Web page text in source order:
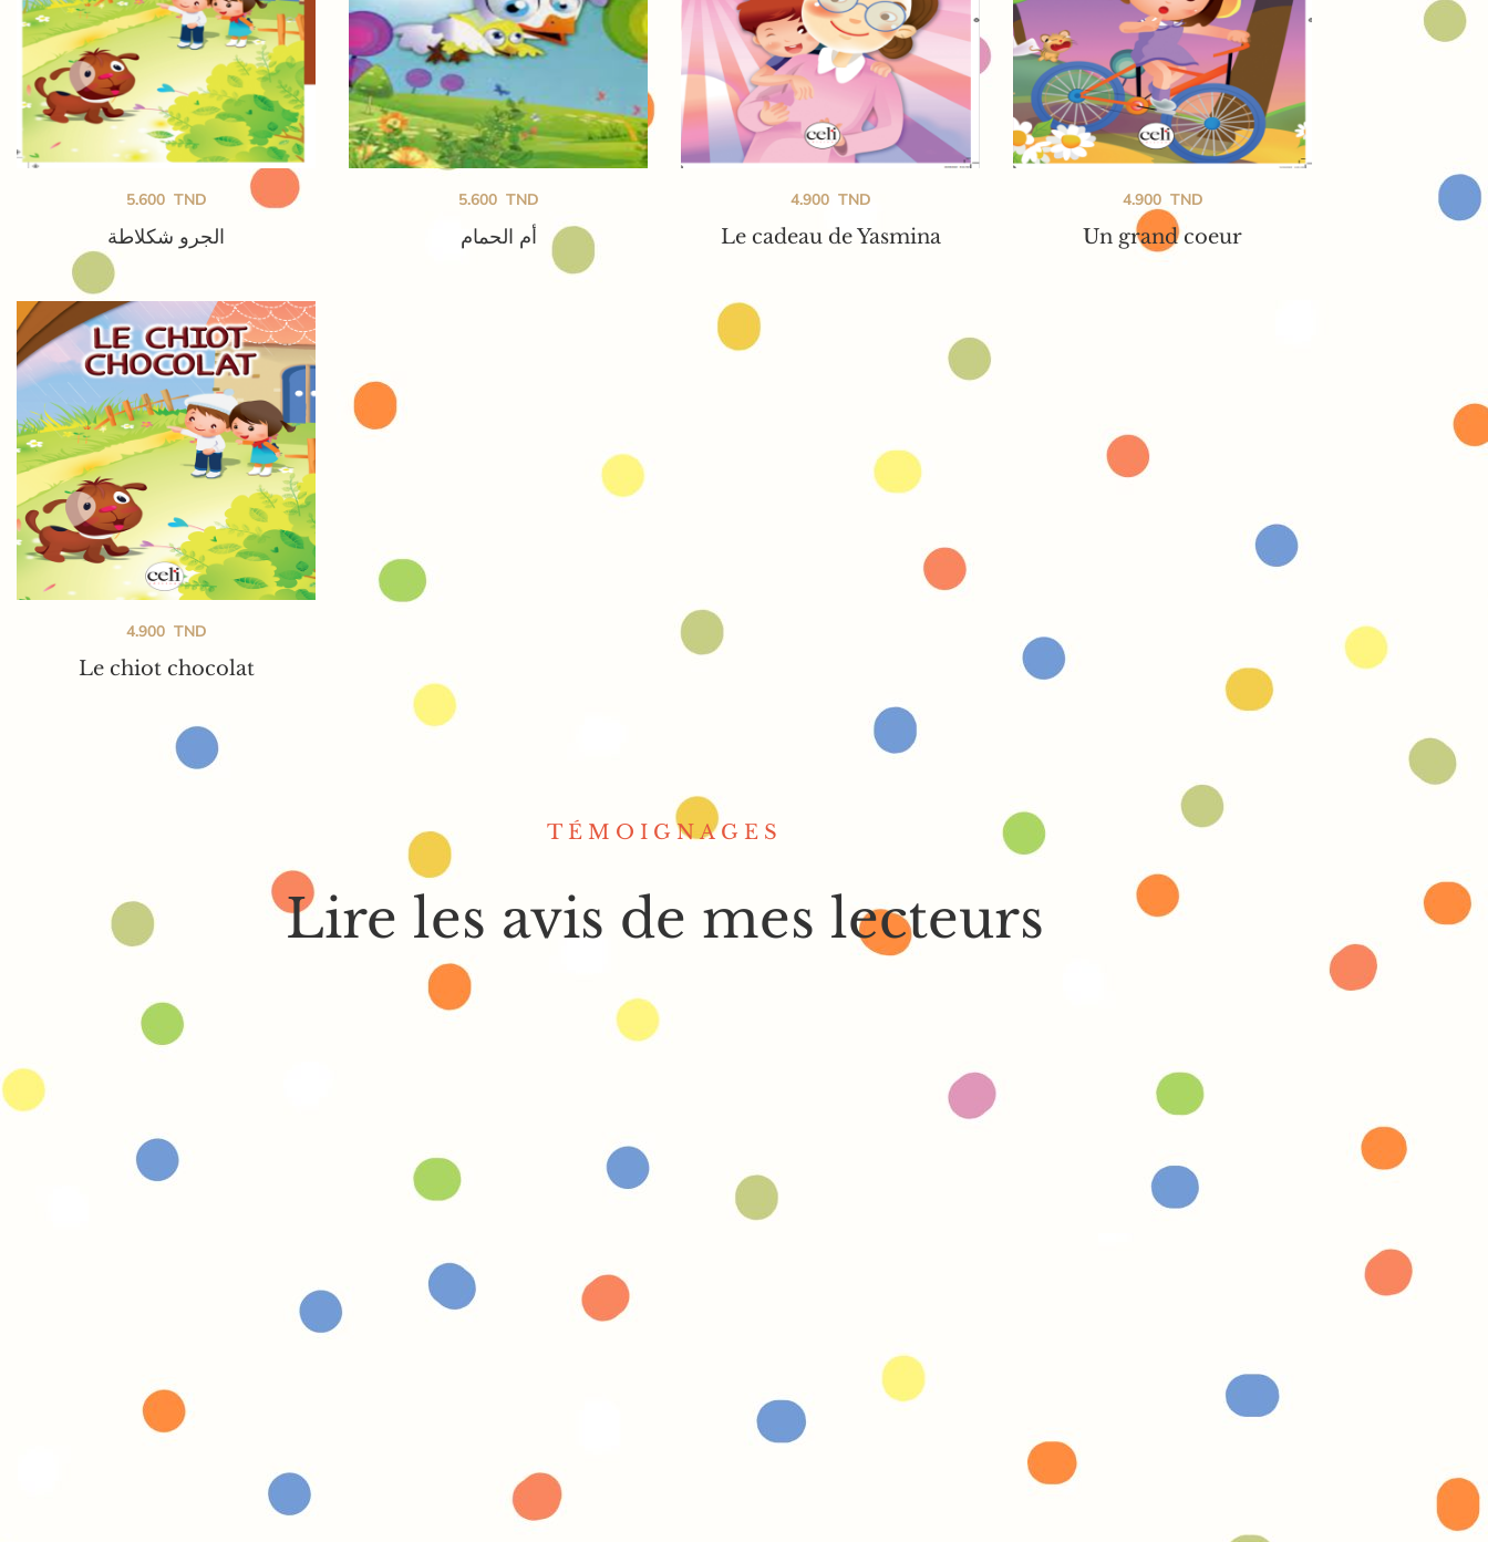
الجرو شكلاطة
5.600 TND
أم الحمام
5.600 TND
Le cadeau de Yasmina
4.900 TND
Un grand coeur
4.900 TND
Le chiot chocolat
4.900 TND
TÉMOIGNAGES
Lire les avis de mes lecteurs
Collection Amour des Mots : histoires intéressantes, jolis dessins, taille lettres confortables ainsi
que code couleur lecture et explications de certains mots appréciables.
Chantal - France
Que ce soit ma fille de 11 ans ou moi-même, nous adorons les livres de Celi Edition. Ces derniers
Michèle
je trouve que les titres sont pertinents, le contenu et le graphisme sympas, j'aime bien.
100 IDÉES SAÂDOU LE MAGNIFIQUE ROMANS POUR ADOS ET JEUNES ADULTES
NOS JEUX ÉDUCATIFS